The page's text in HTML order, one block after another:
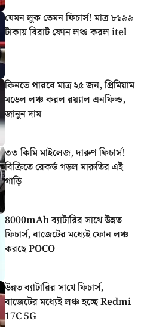
যেমন লুক তেমন ফিচার্স! মাত্র ৮১৯৯
টাকায় বিরাট ফোন লঞ্চ করল itel
কিনতে পারবে মাত্র ২৫ জন, প্রিমিয়াম
মডেল লঞ্চ করল রয়্যাল এনফিল্ড,
জানুন দাম
৩৩ কিমি মাইলেজ, দারুণ ফিচার্স!
বিক্রিতে রেকর্ড গড়ল মারুতির এই
গাড়ি
8000mAh ব্যাটারির সাথে উন্নত
ফিচার্স, বাজেটের মধ্যেই ফোন লঞ্চ
করছে POCO
উন্নত ব্যাটারির সাথে ফিচার্স,
বাজেটের মধ্যেই লঞ্চ হচ্ছে Redmi
17C 5G